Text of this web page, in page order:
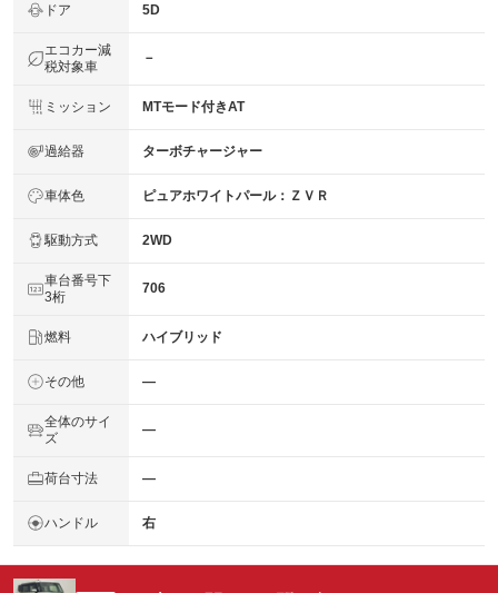
ドア 5D
エコカー減
税対象車
－
ミッション MTモード付きAT
過給器 ターボチャージャー
車体色 ピュアホワイトパール：ＺＶＲ
駆動方式 2WD
車台番号下
3桁
706
燃料 ハイブリッド
その他 ―
全体のサイ
ズ
―
荷台寸法 ―
ハンドル 右